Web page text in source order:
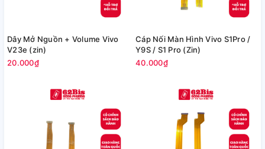
Dây Mở Nguồn + Volume Vivo
V23e (zin)
20.000₫
Cáp Nối Màn Hình Vivo S1Pro /
Y9S / S1 Pro (Zin)
40.000₫